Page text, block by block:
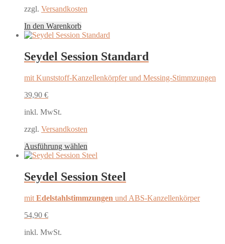
zzgl. Versandkosten
In den Warenkorb
Seydel Session Standard
mit Kunststoff-Kanzellenkörpfer und Messing-Stimmzungen
39,90 €
inkl. MwSt.
zzgl. Versandkosten
Ausführung wählen
Produkt
mehrere
Varianten
Die
Seydel Session Steel
mit Edelstahlstimmzungen und ABS-Kanzellenkörper
54,90 €
inkl. MwSt.